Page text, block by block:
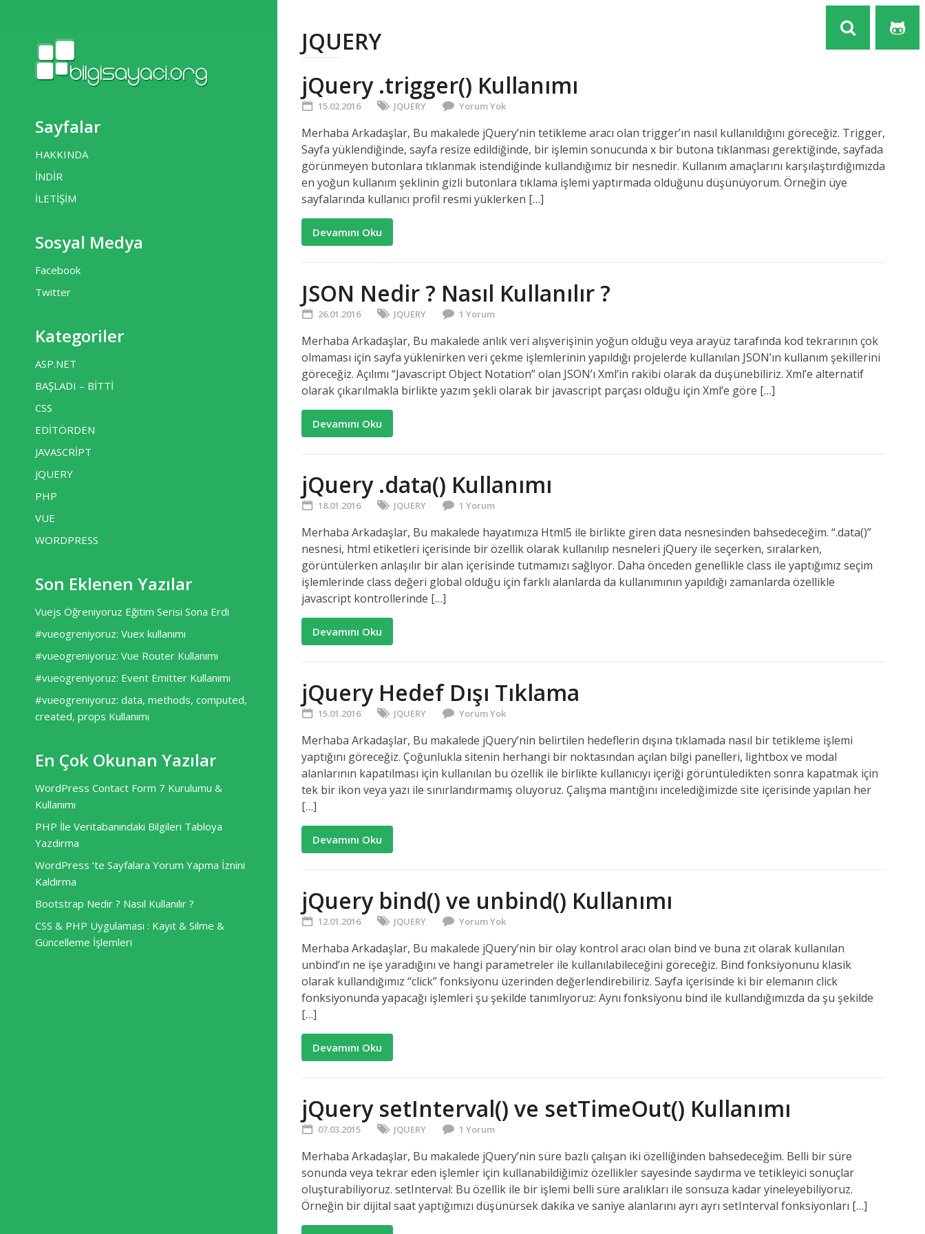
Sayfalar
HAKKINDA
İNDİR
İLETİŞİM
Sosyal Medya
Facebook
Twitter
Kategoriler
ASP.NET
BAŞLADI – BİTTİ
CSS
EDİTÖRDEN
JAVASCRİPT
JQUERY
PHP
VUE
WORDPRESS
Son Eklenen Yazılar
Vuejs Öğreniyoruz Eğitim Serisi Sona Erdi
#vueogreniyoruz: Vuex kullanımı
#vueogreniyoruz: Vue Router Kullanımı
#vueogreniyoruz: Event Emitter Kullanımı
#vueogreniyoruz: data, methods, computed,
created, props Kullanımı
En Çok Okunan Yazılar
WordPress Contact Form 7 Kurulumu &
Kullanımı
PHP İle Veritabanındaki Bilgileri Tabloya
Yazdırma
WordPress ‘te Sayfalara Yorum Yapma İznini
Kaldırma
Bootstrap Nedir ? Nasıl Kullanılır ?
CSS & PHP Uygulaması : Kayıt & Silme &
Güncelleme İşlemleri
JQUERY
jQuery .trigger() Kullanımı
15.02.2016 JQUERY Yorum Yok
Merhaba Arkadaşlar, Bu makalede jQuery’nin tetikleme aracı olan trigger’ın nasıl kullanıldığını göreceğiz. Trigger,
Sayfa yüklendiğinde, sayfa resize edildiğinde, bir işlemin sonucunda x bir butona tıklanması gerektiğinde, sayfada
görünmeyen butonlara tıklanmak istendiğinde kullandığımız bir nesnedir. Kullanım amaçlarını karşılaştırdığımızda
en yoğun kullanım şeklinin gizli butonlara tıklama işlemi yaptırmada olduğunu düşünüyorum. Örneğin üye
sayfalarında kullanıcı profil resmi yüklerken […]
Devamını Oku
JSON Nedir ? Nasıl Kullanılır ?
26.01.2016 JQUERY 1 Yorum
Merhaba Arkadaşlar, Bu makalede anlık veri alışverişinin yoğun olduğu veya arayüz tarafında kod tekrarının çok
olmaması için sayfa yüklenirken veri çekme işlemlerinin yapıldığı projelerde kullanılan JSON’ın kullanım şekillerini
göreceğiz. Açılımı “Javascript Object Notation” olan JSON’ı Xml’in rakibi olarak da düşünebiliriz. Xml’e alternatif
olarak çıkarılmakla birlikte yazım şekli olarak bir javascript parçası olduğu için Xml’e göre […]
Devamını Oku
jQuery .data() Kullanımı
18.01.2016 JQUERY 1 Yorum
Merhaba Arkadaşlar, Bu makalede hayatımıza Html5 ile birlikte giren data nesnesinden bahsedeceğim. “.data()”
nesnesi, html etiketleri içerisinde bir özellik olarak kullanılıp nesneleri jQuery ile seçerken, sıralarken,
görüntülerken anlaşılır bir alan içerisinde tutmamızı sağlıyor. Daha önceden genellikle class ile yaptığımız seçim
işlemlerinde class değeri global olduğu için farklı alanlarda da kullanımının yapıldığı zamanlarda özellikle
javascript kontrollerinde […]
Devamını Oku
jQuery Hedef Dışı Tıklama
15.01.2016 JQUERY Yorum Yok
Merhaba Arkadaşlar, Bu makalede jQuery’nin belirtilen hedeflerin dışına tıklamada nasıl bir tetikleme işlemi
yaptığını göreceğiz. Çoğunlukla sitenin herhangi bir noktasından açılan bilgi panelleri, lightbox ve modal
alanlarının kapatılması için kullanılan bu özellik ile birlikte kullanıcıyı içeriği görüntüledikten sonra kapatmak için
tek bir ikon veya yazı ile sınırlandırmamış oluyoruz. Çalışma mantığını incelediğimizde site içerisinde yapılan her
[…]
Devamını Oku
jQuery bind() ve unbind() Kullanımı
12.01.2016 JQUERY Yorum Yok
Merhaba Arkadaşlar, Bu makalede jQuery’nin bir olay kontrol aracı olan bind ve buna zıt olarak kullanılan
unbind’ın ne işe yaradığını ve hangi parametreler ile kullanılabileceğini göreceğiz. Bind fonksiyonunu klasik
olarak kullandığımız “click” fonksiyonu üzerinden değerlendirebiliriz. Sayfa içerisinde ki bir elemanın click
fonksiyonunda yapacağı işlemleri şu şekilde tanımlıyoruz: Aynı fonksiyonu bind ile kullandığımızda da şu şekilde
[…]
Devamını Oku
jQuery setInterval() ve setTimeOut() Kullanımı
07.03.2015 JQUERY 1 Yorum
Merhaba Arkadaşlar, Bu makalede jQuery’nin süre bazlı çalışan iki özelliğinden bahsedeceğim. Belli bir süre
sonunda veya tekrar eden işlemler için kullanabildiğimiz özellikler sayesinde saydırma ve tetikleyici sonuçlar
oluşturabiliyoruz. setInterval: Bu özellik ile bir işlemi belli süre aralıkları ile sonsuza kadar yineleyebiliyoruz.
Örneğin bir dijital saat yaptığımızı düşünürsek dakika ve saniye alanlarını ayrı ayrı setInterval fonksiyonları […]